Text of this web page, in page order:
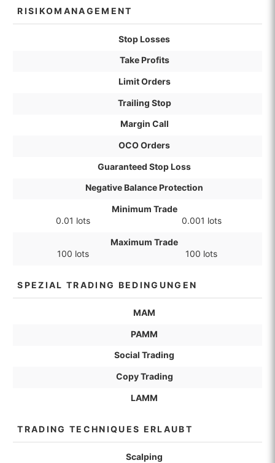
RISIKOMANAGEMENT
Stop Losses
Take Profits
Limit Orders
Trailing Stop
Margin Call
OCO Orders
Guaranteed Stop Loss
Negative Balance Protection
Minimum Trade
0.01 lots
0.001 lots
Maximum Trade
100 lots
100 lots
SPEZIAL TRADING BEDINGUNGEN
MAM
PAMM
Social Trading
Copy Trading
LAMM
TRADING TECHNIQUES ERLAUBT
Scalping